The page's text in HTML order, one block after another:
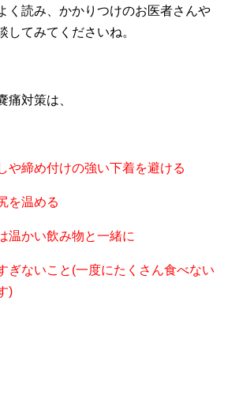
く読み、かかりつけのお医者さんや
してみてくださいね。
痛対策は、
締め付けの強い下着を避ける
を温める
温かい飲み物と一緒に
ないこと(一度にたくさん食べない
)